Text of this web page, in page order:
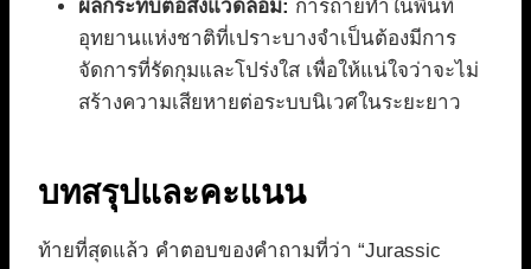
ผลกระทบต่อสิ่งแวดล้อม: การถ่ายทำในพื้นที่
อุทยานแห่งชาติที่เปราะบางจำเป็นต้องมีการ
จัดการที่รัดกุมและโปร่งใส เพื่อให้แน่ใจว่าจะไม่
สร้างความเสียหายต่อระบบนิเวศในระยะยาว
บทสรุปและคะแนน
ท้ายที่สุดแล้ว คำตอบของคำถามที่ว่า “Jurassic